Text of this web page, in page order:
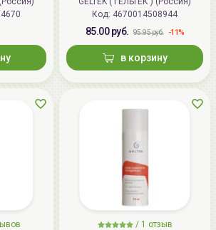
Код: 4670014508944
85.00 руб. 95.95 руб. -11%
в корзину
/ 1 отзыв